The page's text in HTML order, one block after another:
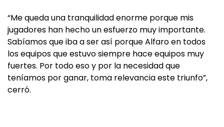
“Me queda una tranquilidad enorme porque mis
jugadores han hecho un esfuerzo muy importante.
Sabíamos que iba a ser así porque Alfaro en todos
los equipos que estuvo siempre hace equipos muy
fuertes. Por todo eso y por la necesidad que
teníamos por ganar, toma relevancia este triunfo”,
cerró.